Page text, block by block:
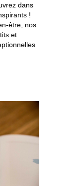
dans
!
être, nos
et